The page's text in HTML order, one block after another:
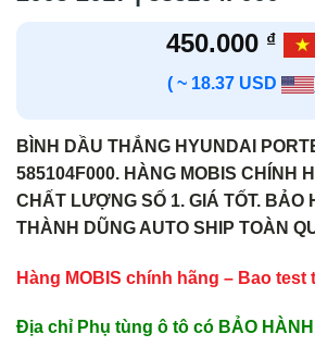
450.000 ₫
( ~ 18.37 USD
BÌNH DẦU THẮNG HYUNDAI
585104F000. HÀNG MOBIS CHÍNH
CHẤT LƯỢNG SỐ 1. GIÁ TỐT. BẢO
THÀNH DŨNG AUTO SHIP TOÀN
Hàng MOBIS chính hãng – Bao test
Địa chỉ Phụ tùng ô tô có BẢO HÀNH